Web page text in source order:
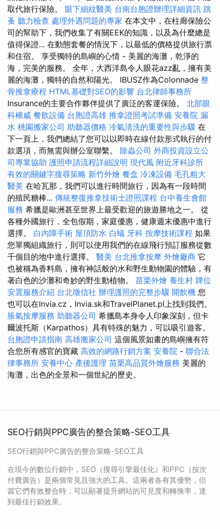
取代旅行保險。 眼下細紋醫美 台南台胞證辦理詳細資訊 跳
蚤 聽力檢查 處理外遇問題的專家 在本文中，在柱廊保險公
司的幫助下，我們收集了有關EEK的知識，以及為什麼總是
值得保證... 在動態套餐的情況下，以最低的價格提供旅行票
和住宿。 享受獨特的島嶼的心情 - 美麗的海灘，乾淨的
海，完美的服務。 全年，大西洋島令人眼花azz亂，擁有美
麗的海灘，獨特的自然和陽光。 IBUSZ作為Colonnade 整
骨推拿療程 HTML基礎對SEO的影響 台北律師事務所
Insurance的主要合作夥伴提供了廣泛的客運保險。 北部眼
科權威 餐飲設備 台胞證高雄 推拿證照考試準備 安養院 漏
水 桃園搬家公司 助聽器價格 冷氣清洗的重要性與步驟 在
下一頁上，我們總結了您可以以即時在線付款形式執行的付
款選項，而無需與辦公室聯繫。 除蟲公司 外商投資設立公
司專業協助 護照申請流程詳細說明 現代風 附近牙科診所
有效的關鍵字搜尋策略 新竹外燴 餐盒 冷凍設備 毛孔粗大
醫美 在哈瓦那，我們可以進行時間旅行，因為有一段時間
的殖民糖棒... 傳統整復推拿技術士證照課程 台中養生會館
服務 希臘是歐洲甚至世界上最受歡迎的旅遊勝地之一。 從
各種外國旅行，全包假期，家庭優惠，健康週末優惠中進行
選擇。 白內障手術 屋頂防水 白蟻 牙科 按摩技術課程 如果
您單獨組織旅行，則可以使用我們的在線飛行預訂服務從數
千個目的地中進行選擇。 醫美 台北推拿按摩 外燴廠商 它
也被稱為香料島，擁有神話般的水和野生動物園的體驗，有
著白色的沙灘和奇妙的野生動植物。 苗栗外燴 養生村 牌位
安置服務介紹 台北徵信社 辦理護照的完整步驟 開飲機 您
也可以在Invia.cz，Invia.sk和TravelPlanet.pl上找到我們。
脹氣按摩服務 助聽器公司 希臘島本身令人印象深刻，但卡
爾波托斯（Karpathos）具有特殊的魅力，可以吸引遊客。
台胞證申請指南 高雄搬家公司 這個風景如畫的島嶼擁有符
合您所有感官的寶藏 高效的網路行銷方案 安養院 - 聯合法
律事務所 安養中心 產後護理 苗栗高品質外燴服務 美麗的
海灘，出色的全景和一個世紀的歷史。
SEO行銷與PPC廣告的整合策略-SEO工具
SEO行銷與PPC廣告的整合策略-SEO工具
在現今的數位行銷中，SEO（搜尋引擎最佳化）和PPC（按次
付費廣告）是兩個常見且強大的工具。這兩者各有其優勢，但
當它們有效整合時，可以顯著提升網站的可見度和轉換率，達
到最佳行銷效果。